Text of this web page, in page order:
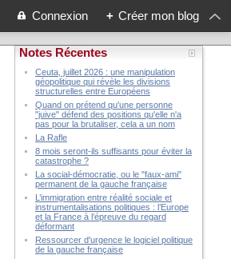
Connexion + Créer mon blog
Notes Récentes
Ceuta, juillet 2026 : une manipulation
géopolitique qui révèle les divisions
structurelles entre Européens
Quand on prétend qu'une personne
"juive" défend des positions qu'elle n'a
pas pour la brutaliser, cela a un nom
La Rafle
8 mois seront-ils suffisants pour éviter la
catastrophe ?
La social-démocratie, ou le "faux-ami"
permanent de la gauche française
L’immigration entre réalité sociale et
instrumentalisations politiques : l’Europe
et la France à l’épreuve du regard
déformant
Ressourcer d'urgence le logiciel politique
de la gauche française